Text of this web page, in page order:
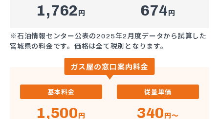
1,762 円 674円
※石油情報センター公表の2025年2月度データから試算した
宮城県の料金です。価格は全て税別となります。
ガス屋の窓口案内料金
基本料金
1,500円
従量単価
340円～